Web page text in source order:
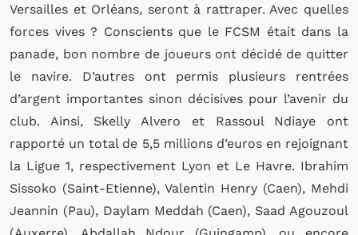
Versailles et Orléans, seront à rattraper. Avec quelles
forces vives ? Conscients que le FCSM était dans la
panade, bon nombre de joueurs ont décidé de quitter
le navire. D’autres ont permis plusieurs rentrées
d’argent importantes sinon décisives pour l’avenir du
club. Ainsi, Skelly Alvero et Rassoul Ndiaye ont
rapporté un total de 5,5 millions d’euros en rejoignant
la Ligue 1, respectivement Lyon et Le Havre. Ibrahim
Sissoko (Saint-Etienne), Valentin Henry (Caen), Mehdi
Jeannin (Pau), Daylam Meddah (Caen), Saad Agouzoul